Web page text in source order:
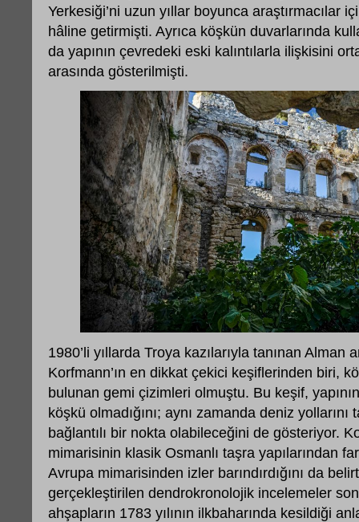
Yerkesiği’ni uzun yıllar boyunca araştırmacılar
hâline getirmişti. Ayrıca köşkün duvarlarında
da yapının çevredeki eski kalıntılarla ilişkisini
arasında gösterilmişti.
1980’li yıllarda Troya kazılarıyla tanınan Alman
Korfmann’ın en dikkat çekici keşiflerinden biri,
bulunan gemi çizimleri olmuştu. Bu keşif,
köşkü olmadığını; aynı zamanda deniz
bağlantılı bir nokta olabileceğini de gösteriyor.
mimarisinin klasik Osmanlı taşra yapılarından
Avrupa mimarisinden izler barındırdığını da
gerçekleştirilen dendrokronolojik incelemeler
ahşapların 1783 yılının ilkbaharında kesildiği